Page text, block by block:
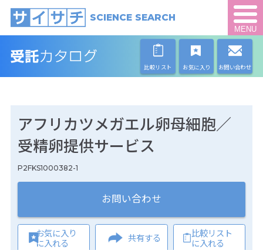
SCIENCE SEARCH
MENU
比較リスト お気に入り お問い合わせ
アフリカツメガエル卵母細胞／
受精卵提供サービス
P2FKS1000382-1
お問い合わせ
お気に入り
に入れる
共有する
比較リスト
に入れる